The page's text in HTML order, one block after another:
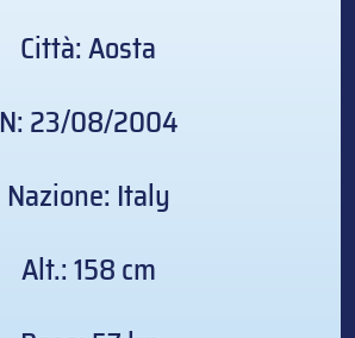
Città: Aosta
N: 23/08/2004
Nazione: Italy
Alt.: 158 cm